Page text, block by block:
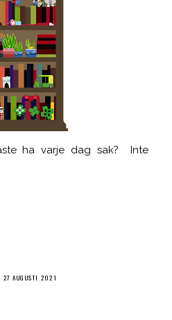
ha varje dag sak? Inte
27 AUGUSTI 2021